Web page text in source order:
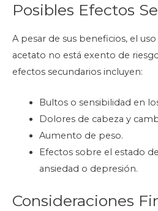
Posibles Efectos
A pesar de sus beneficios, el
acetato no está exento de
efectos secundarios incluyen:
Bultos o sensibilidad en
Dolores de cabeza y
Aumento de peso.
Efectos sobre el estado
ansiedad o depresión.
Consideraciones